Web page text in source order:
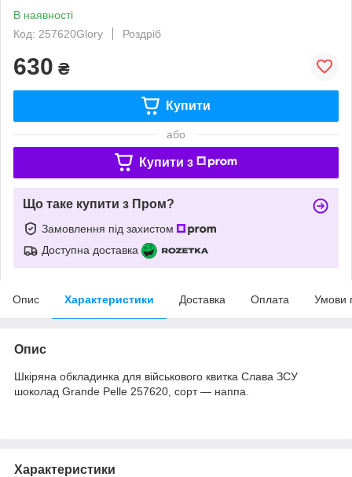
В наявності
Код: 257620Glory
Роздріб
630 ₴
Купити
або
Купити з
Що таке купити з Пром?
Замовлення під захистом
Доступна доставка
Опис Характеристики Доставка Оплата Умови
Опис
Шкіряна обкладинка для військового квитка Слава ЗСУ
шоколад Grande Pelle 257620, сорт — наппа.
Характеристики